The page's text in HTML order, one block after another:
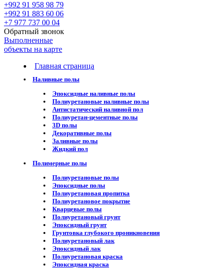
+992 91 958 98 79
+992 91 883 60 06
+7 977 737 00 04
Обратный звонок
Выполненные
объекты на карте
Главная страница
Наливные полы
Эпоксидные наливные полы
Полиуретановые наливные полы
Антистатический наливной пол
Полиуретан-цементные полы
3D полы
Декоративные полы
Заливные полы
Жидкий пол
Полимерные полы
Полиуретановые полы
Эпоксидные полы
Полиуретановая пропитка
Полиуретановое покрытие
Кварцевые полы
Полиуретановый грунт
Эпоксидный грунт
Грунтовка глубокого проникновения
Полиуретановый лак
Эпоксидный лак
Полиуретановая краска
Эпоксидная краска